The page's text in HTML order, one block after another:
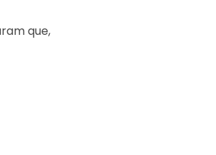
que,